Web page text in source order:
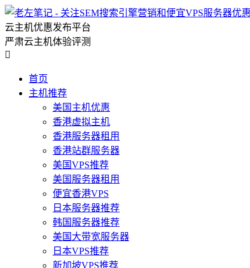
云主机优惠发布平台
严肃云主机体验评测

首页
主机推荐
美国主机优惠
香港虚拟主机
香港服务器租用
香港站群服务器
美国VPS推荐
美国服务器租用
便宜香港VPS
日本服务器推荐
韩国服务器推荐
美国大带宽服务器
日本VPS推荐
新加坡VPS推荐